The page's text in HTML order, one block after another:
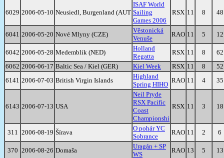
6029 2006-05-10 Neusiedl, Burgenland (AUT
ISAF World
Sailing
Games 2006
RSX 11 8 48
6041 2006-05-20 Nové Mlyny (CZE)
Věstonická
Venuše
RAO 11 5 12
6042 2006-05-28 Medemblik (NED)
Holland
Regatta
RSX 11 8
62
6062 2006-06-17 Baltic Sea / Kiel (GER) Kiel Week RSX 11 8
52
6141 2006-07-03 British Virgin Islands
Highland
Spring HIHO
RAO 11 4 35
6143 2006-07-13 USA
Neil Pryde
RSX Pacific
Coast
Championshi
RSX 11 3 18
311 2006-08-19 Šírava
O pohár YC
Sobrance
RAO 11 2 6
370 2006-08-26 Domaša
Uragán + SP
WS
RAO 13 5 13